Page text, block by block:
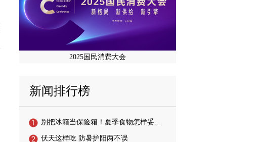
2025国民消费大会
新闻排行榜
别把冰箱当保险箱！夏季食物怎样妥善储存…
伏天这样吃 防暑护阳两不误